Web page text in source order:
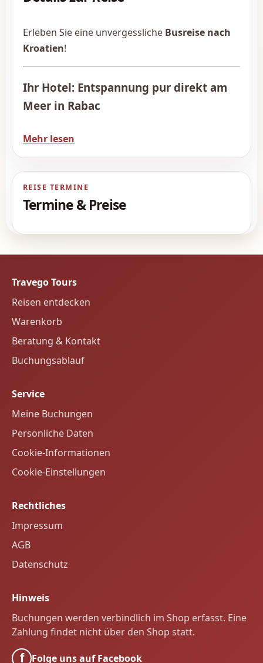
Erleben Sie eine unvergessliche Busreise nach
Kroatien!
Ihr Hotel: Entspannung pur direkt am
Meer in Rabac
Das 4 Sterne Hotel liegt direkt an der
Natur erwartet Sie:
Meerblick
bei Bootsfahrten, Wassersport, Tennis, Minigolf,
attraktiven Animation unterhalten.
Inklusivleistungen für Ihre Reise:
EinWelcome Drink
Ein Getränk zum Abendessen
0,25l Wein oder 0,20l Bier oder 0,20l Saft)
Ein spannender
Wichtige Hinweise zur Busreise:
auswählen. Wenn Sie keine Reservierung
dem Zufallsprinzip vergeben. Wir können
dann leider nicht garantieren, dass alle
Gäste Ihrer Buchung (falls mehrere
Mehr lesen
REISE TERMINE
Termine & Preise
Travego Tours
Reisen entdecken
Warenkorb
Beratung & Kontakt
Buchungsablauf
Service
Meine Buchungen
Persönliche Daten
Cookie-Informationen
Cookie-Einstellungen
Rechtliches
Impressum
AGB
Datenschutz
Hinweis
Buchungen werden verbindlich im Shop erfasst. Eine
Zahlung findet nicht über den Shop statt.
f Folge uns auf Facebook